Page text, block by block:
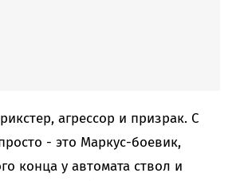
агрессор и призрак. С
- это Маркус-боевик,
конца у автомата ствол и